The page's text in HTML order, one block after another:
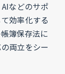
などのサポ
効率化する
簿保存法に
両立をシー